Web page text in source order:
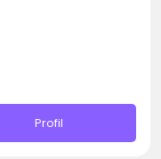
Profil